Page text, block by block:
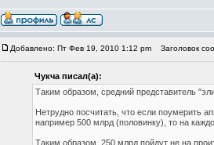
Добавлено: Пт Фев 19, 2010 1:12 pm Заголовок
Чукча писал(а):
Таким образом, средний представитель
Нетрудно посчитать, что если поумерить
например 500 млрд (половинку), то на
Таким образом, 250 млрд пойдут не на